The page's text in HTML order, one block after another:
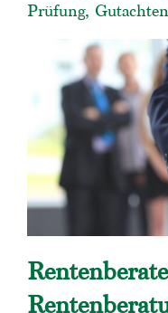
Prüfung, Gutachten